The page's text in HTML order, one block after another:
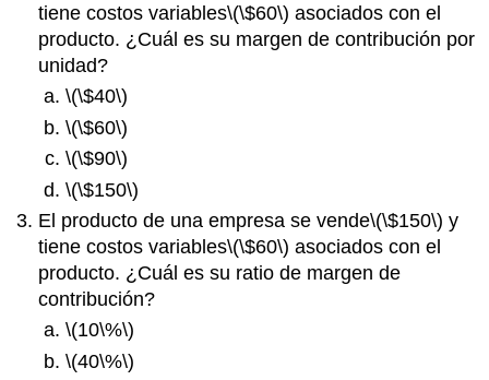
tiene costos variables\(\$60\) asociados con el
producto. ¿Cuál es su margen de contribución por
unidad?
\(\$40\)
\(\$60\)
\(\$90\)
\(\$150\)
El producto de una empresa se vende\(\$150\) y
tiene costos variables\(\$60\) asociados con el
producto. ¿Cuál es su ratio de margen de
contribución?
\(10\%\)
\(40\%\)